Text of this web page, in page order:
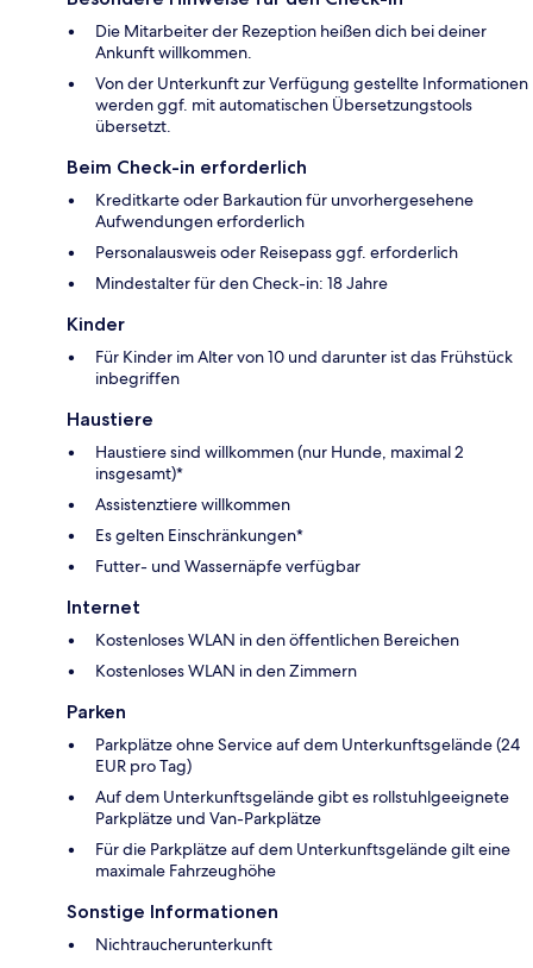
Die Mitarbeiter der Rezeption heißen dich bei deiner
Ankunft willkommen.
Von der Unterkunft zur Verfügung gestellte Informationen
werden ggf. mit automatischen Übersetzungstools
übersetzt.
Beim Check-in erforderlich
Kreditkarte oder Barkaution für unvorhergesehene
Aufwendungen erforderlich
Personalausweis oder Reisepass ggf. erforderlich
Mindestalter für den Check-in: 18 Jahre
Kinder
Für Kinder im Alter von 10 und darunter ist das Frühstück
inbegriffen
Haustiere
Haustiere sind willkommen (nur Hunde, maximal 2
insgesamt)*
Assistenztiere willkommen
Es gelten Einschränkungen*
Futter- und Wassernäpfe verfügbar
Internet
Kostenloses WLAN in den öffentlichen Bereichen
Kostenloses WLAN in den Zimmern
Parken
Parkplätze ohne Service auf dem Unterkunftsgelände (24
EUR pro Tag)
Auf dem Unterkunftsgelände gibt es rollstuhlgeeignete
Parkplätze und Van-Parkplätze
Für die Parkplätze auf dem Unterkunftsgelände gilt eine
maximale Fahrzeughöhe
Sonstige Informationen
Nichtraucherunterkunft